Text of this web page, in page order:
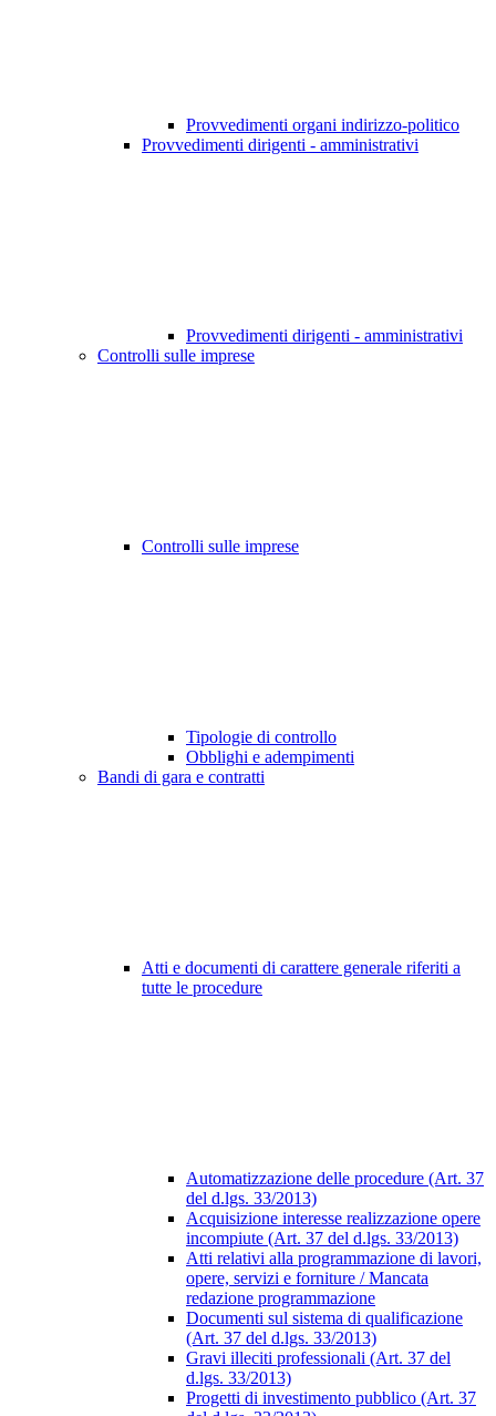
Provvedimenti organi indirizzo-politico
Provvedimenti dirigenti - amministrativi
Provvedimenti dirigenti - amministrativi
Controlli sulle imprese
Controlli sulle imprese
Tipologie di controllo
Obblighi e adempimenti
Bandi di gara e contratti
Atti e documenti di carattere generale riferiti a
tutte le procedure
Automatizzazione delle procedure (Art. 37
del d.lgs. 33/2013)
Acquisizione interesse realizzazione opere
incompiute (Art. 37 del d.lgs. 33/2013)
Atti relativi alla programmazione di lavori,
opere, servizi e forniture / Mancata
redazione programmazione
Documenti sul sistema di qualificazione
(Art. 37 del d.lgs. 33/2013)
Gravi illeciti professionali (Art. 37 del
d.lgs. 33/2013)
Progetti di investimento pubblico (Art. 37